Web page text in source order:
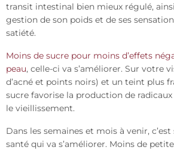
transit intestinal bien mieux régulé,
gestion de son poids et de ses
satiété.
Moins de sucre pour moins d’effets
peau, celle-ci va s’améliorer. Sur votre
d’acné et points noirs) et un teint plus
sucre favorise la production de
le vieillissement.
Dans les semaines et mois à venir,
santé qui va s’améliorer. Moins de